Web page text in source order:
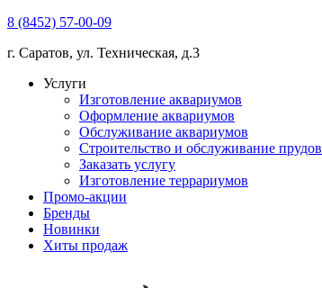
8 (8452) 57-00-09
г. Саратов, ул. Техническая, д.3
Услуги
Изготовление аквариумов
Оформление аквариумов
Обслуживание аквариумов
Строительство и обслуживание прудов
Заказать услугу
Изготовление террариумов
Промо-акции
Бренды
Новинки
Хиты продаж